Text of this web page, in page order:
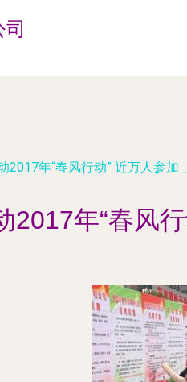
2017年“春风行动” 近万人参加
2017年“春风